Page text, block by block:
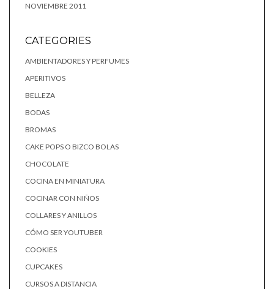
NOVIEMBRE 2011
CATEGORIES
AMBIENTADORES Y PERFUMES
APERITIVOS
BELLEZA
BODAS
BROMAS
CAKE POPS O BIZCO BOLAS
CHOCOLATE
COCINA EN MINIATURA
COCINAR CON NIÑOS
COLLARES Y ANILLOS
CÓMO SER YOUTUBER
COOKIES
CUPCAKES
CURSOS A DISTANCIA